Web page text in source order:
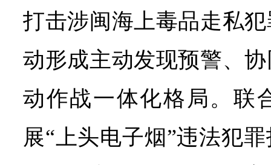
打击涉闽海上毒品走私
动形成主动发现预警、
动作战一体化格局。联
展“上头电子烟”违法犯